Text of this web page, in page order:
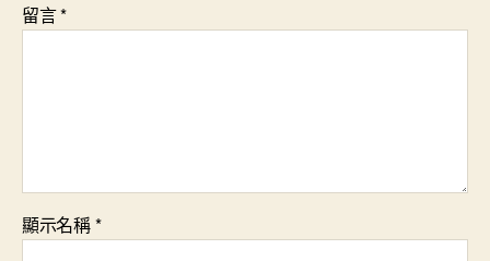
留言*
顯示名稱*